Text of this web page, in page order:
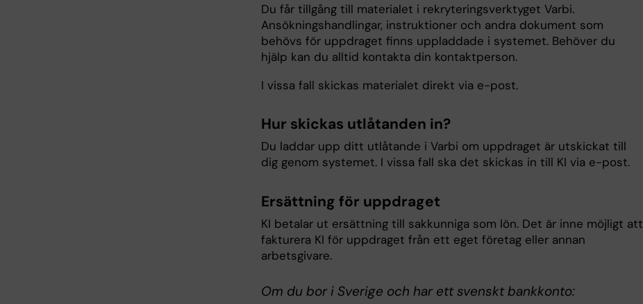
Du får tillgång till materialet i rekryteringsverktyget Varbi.
Ansökningshandlingar, instruktioner och andra dokument som
behövs för uppdraget finns uppladdade i systemet. Behöver du
hjälp kan du alltid kontakta din kontaktperson.
I vissa fall skickas materialet direkt via e-post.
Hur skickas utlåtanden in?
Du laddar upp ditt utlåtande i Varbi om uppdraget är utskickat till
dig genom systemet. I vissa fall ska det skickas in till KI via e-post.
Ersättning för uppdraget
KI betalar ut ersättning till sakkunniga som lön. Det är inne möjligt att
fakturera KI för uppdraget från ett eget företag eller annan
arbetsgivare.
Om du bor i Sverige och har ett svenskt bankkonto: